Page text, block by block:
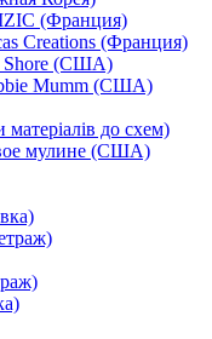
(Франция)
Creations (Франция)
Shore (США)
Mumm (США)
до схем)
мулине (США)